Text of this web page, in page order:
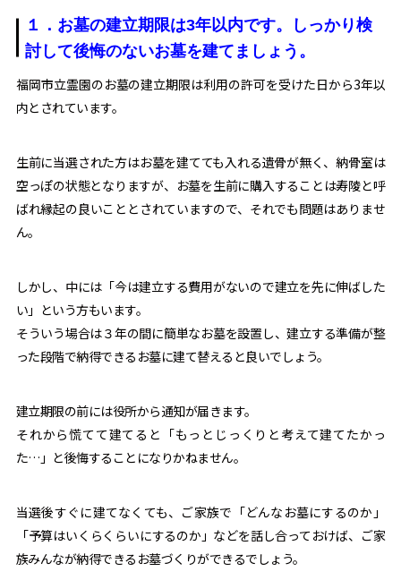
１．お墓の建立期限は3年以内です。しっかり検
討して後悔のないお墓を建てましょう。
福岡市立霊園のお墓の建立期限は利用の許可を受けた日から3年以
内とされています。
生前に当選された方はお墓を建てても入れる遺骨が無く、納骨室は
空っぽの状態となりますが、お墓を生前に購入することは寿陵と呼
ばれ縁起の良いこととされていますので、それでも問題はありませ
ん。
しかし、中には「今は建立する費用がないので建立を先に伸ばした
い」という方もいます。
そういう場合は３年の間に簡単なお墓を設置し、建立する準備が整
った段階で納得できるお墓に建て替えると良いでしょう。
建立期限の前には役所から通知が届きます。
それから慌てて建てると「もっとじっくりと考えて建てたかっ
た…」と後悔することになりかねません。
当選後すぐに建てなくても、ご家族で「どんなお墓にするのか」
「予算はいくらくらいにするのか」などを話し合っておけば、ご家
族みんなが納得できるお墓づくりができるでしょう。